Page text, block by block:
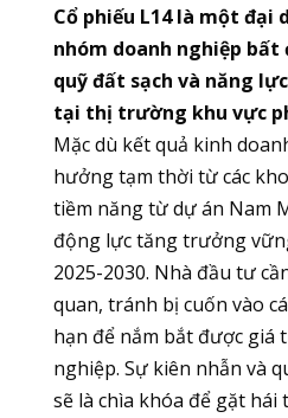
Cổ phiếu L14 là một đại
nhóm doanh nghiệp bất
quỹ đất sạch và năng
tại thị trường khu vực
Mặc dù kết quả kinh
hưởng tạm thời từ các
tiềm năng từ dự án Nam
động lực tăng trưởng
2025-2030. Nhà đầu tư
quan, tránh bị cuốn vào
hạn để nắm bắt được giá
nghiệp. Sự kiên nhẫn và
sẽ là chìa khóa để gặt hái